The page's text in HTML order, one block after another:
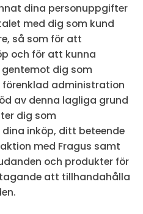
dina personuppgifter
med dig som kund
så som för att
och för att kunna
dig som
förenklad administration
av denna lagliga grund
dig som
inköp, ditt beteende
med Fragus samt
och produkter för
att tillhandahålla